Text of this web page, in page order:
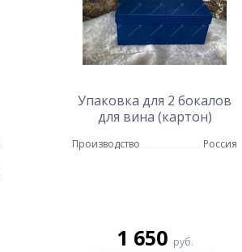
Упаковка для 2 бокалов
для вина (картон)
Производство Россия
1 650 руб.